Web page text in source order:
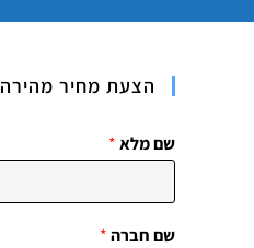
הצעת מחיר מהירה
שם מלא*
שם חברה*